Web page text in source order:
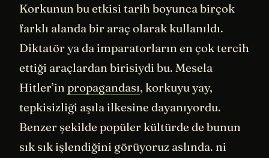
Korkunun bu etkisi tarih boyunca birçok
farklı alanda bir araç olarak kullanıldı.
Diktatör ya da imparatorların en çok tercih
ettiği araçlardan birisiydi bu. Mesela
Hitler’in propagandası, korkuyu yay,
tepkisizliği aşıla ilkesine dayanıyordu.
Benzer şekilde popüler kültürde de bunun
sık sık işlendiğini görüyoruz aslında. ni